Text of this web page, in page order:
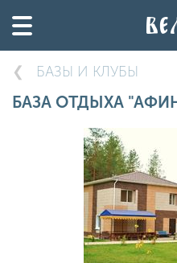
БАЗЫ И КЛУБЫ
БАЗА ОТДЫХА